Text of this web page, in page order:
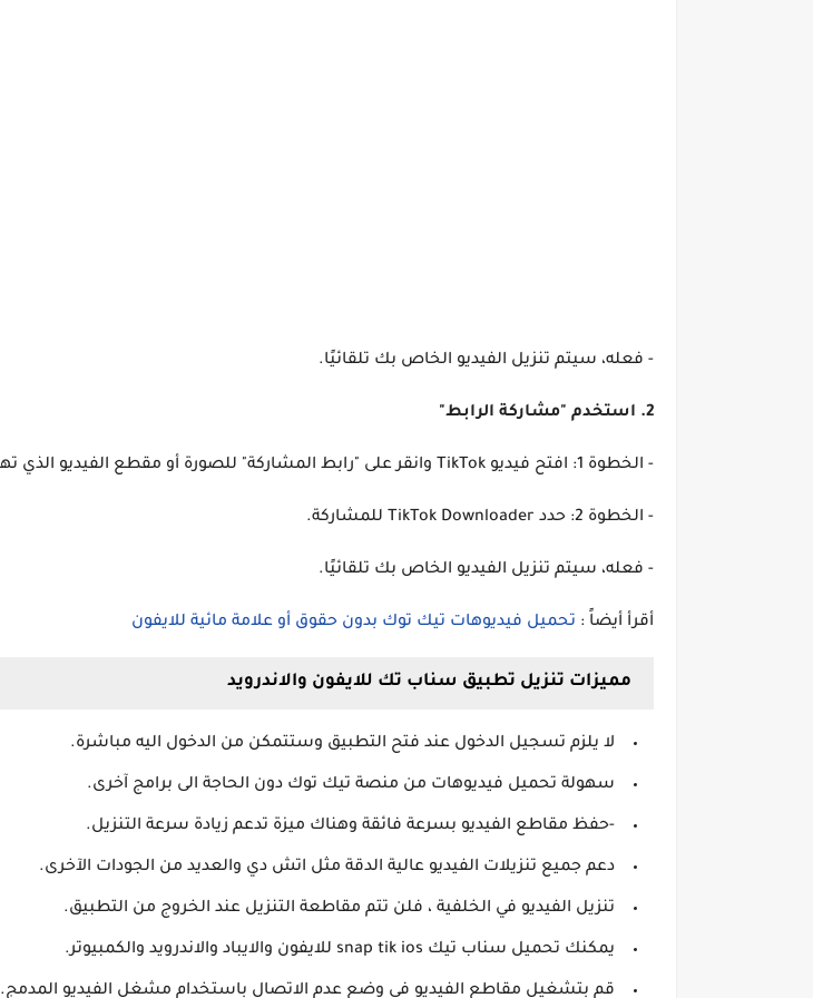
- فعله، سيتم تنزيل الفيديو الخاص بك تلقائيًا.
2. استخدم "مشاركة الرابط"
- الخطوة 1: افتح فيديو TikTok وانقر على "رابط المشاركة" للصورة أو مقطع الفيديو الذي تهتم به.
- الخطوة 2: حدد TikTok Downloader للمشاركة.
- فعله، سيتم تنزيل الفيديو الخاص بك تلقائيًا.
أقرأ أيضاً : تحميل فيديوهات تيك توك بدون حقوق أو علامة مائية للايفون
مميزات تنزيل تطبيق سناب تك للايفون والاندرويد
لا يلزم تسجيل الدخول عند فتح التطبيق وستتمكن من الدخول اليه مباشرة.
سهولة تحميل فيديوهات من منصة تيك توك دون الحاجة الى برامج آخرى.
-حفظ مقاطع الفيديو بسرعة فائقة وهناك ميزة تدعم زيادة سرعة التنزيل.
دعم جميع تنزيلات الفيديو عالية الدقة مثل اتش دي والعديد من الجودات الآخرى.
تنزيل الفيديو في الخلفية ، فلن تتم مقاطعة التنزيل عند الخروج من التطبيق.
يمكنك تحميل سناب تيك snap tik ios للايفون والايباد والاندرويد والكمبيوتر.
قم بتشغيل مقاطع الفيديو في وضع عدم الاتصال باستخدام مشغل الفيديو المدمج.